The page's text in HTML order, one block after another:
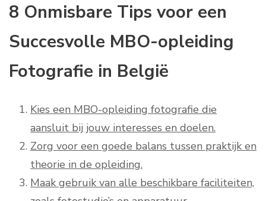
8 Onmisbare Tips voor een
Succesvolle MBO-opleiding
Fotografie in België
Kies een MBO-opleiding fotografie die
aansluit bij jouw interesses en doelen.
Zorg voor een goede balans tussen praktijk en
theorie in de opleiding.
Maak gebruik van alle beschikbare faciliteiten,